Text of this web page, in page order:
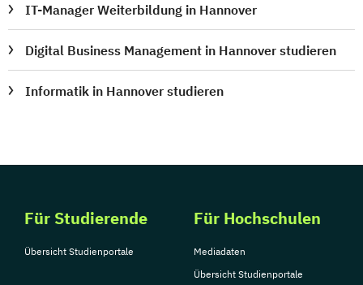
IT-Manager Weiterbildung in Hannover
Digital Business Management in Hannover studieren
Informatik in Hannover studieren
Für Studierende
Übersicht Studienportale
Für Hochschulen
Mediadaten
Übersicht Studienportale